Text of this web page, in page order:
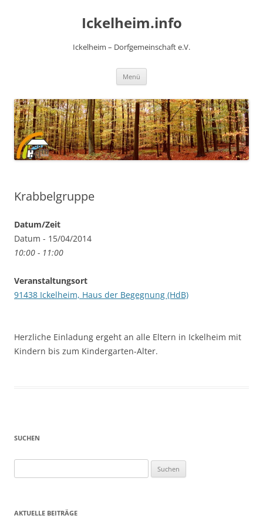
Ickelheim.info
Ickelheim – Dorfgemeinschaft e.V.
Menü
Krabbelgruppe
Datum/Zeit
Datum - 15/04/2014
10:00 - 11:00
Veranstaltungsort
91438 Ickelheim, Haus der Begegnung (HdB)
Herzliche Einladung ergeht an alle Eltern in Ickelheim mit
Kindern bis zum Kindergarten-Alter.
SUCHEN
nach:
AKTUELLE BEITRÄGE